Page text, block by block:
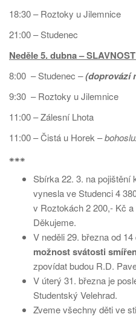
18:30 – Roztoky u Jilemnice
21:00 – Studenec
Neděle 5. dubna –
8:00 – Studenec –(doprovází
9:30 – Roztoky u Jilemnice
11:00 – Zálesní Lhota
11:00 – Čistá u Horek –
⁕⁕⁕
Sbírka 22. 3. na pojištění
vynesla ve Studenci 4
v Roztokách 2 200,- Kč
Děkujeme.
V neděli 29. března od 14
možnost svátosti
zpovídat budou R.D.
V úterý 31. března je
Studentský Velehrad.
Zveme všechny děti ve